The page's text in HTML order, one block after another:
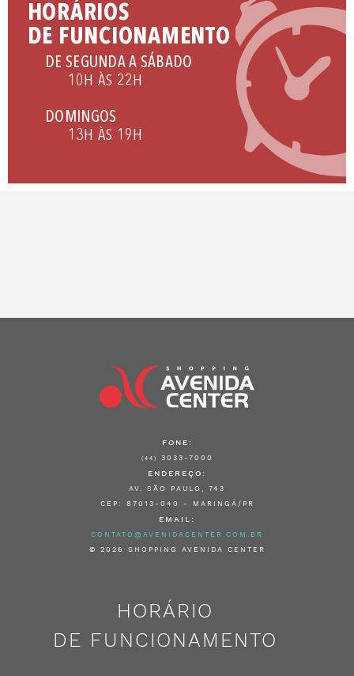
HORÁRIOS
DE FUNCIONAMENTO
DE SEGUNDA A SÁBADO
10H ÀS 22H
DOMINGOS
13H ÀS 19H
FONE:
(44) 3033-7000
ENDEREÇO:
AV. SÃO PAULO, 743
CEP: 87013-040 - MARINGÁ/PR
EMAIL:
CONTATO@AVENIDACENTER.COM.BR
© 2026 SHOPPING AVENIDA CENTER
HORÁRIO
DE FUNCIONAMENTO